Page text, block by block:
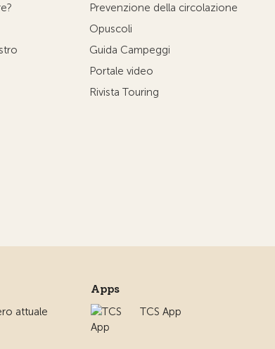
Prevenzione della circolazione
Opuscoli
Guida Campeggi
Portale video
Rivista Touring
attuale
Apps
TCS App